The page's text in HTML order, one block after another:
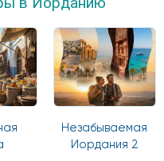
Незабываемая
Иордания 2